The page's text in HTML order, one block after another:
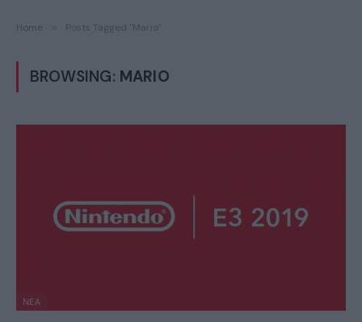
Home Posts Tagged "Mario"
BROWSING: MARIO
ΝΈΑ